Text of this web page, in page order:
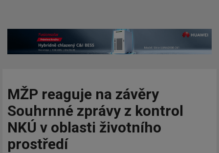
MŽP reaguje na závěry
Souhrnné zprávy z kontrol
NKÚ v oblasti životního
prostředí